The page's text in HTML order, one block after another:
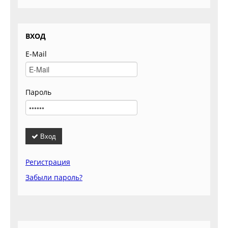
ВХОД
E-Mail
Пароль
Вход
Регистрация
Забыли пароль?